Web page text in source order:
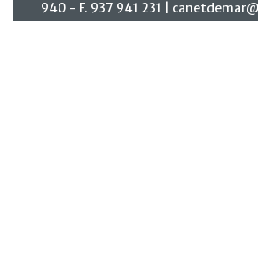
940 - F. 937 941 231 |